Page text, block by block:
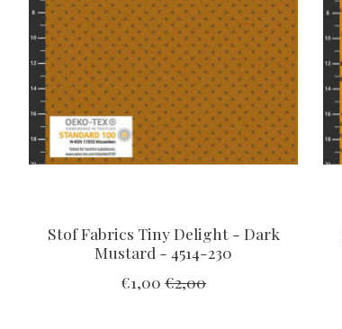
Stof Fabrics Tiny Delight - Dark
Mustard - 4514-230
€1,00 €2,00